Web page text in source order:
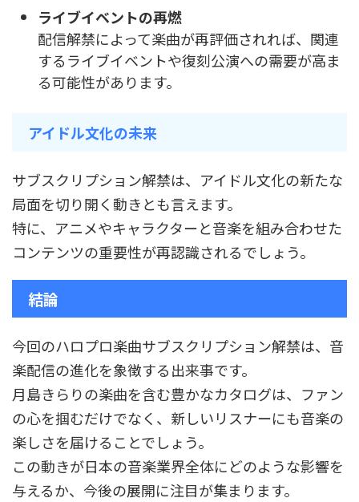
ライブイベントの再燃
配信解禁によって楽曲が再評価されれば、関連
するライブイベントや復刻公演への需要が高ま
る可能性があります。
アイドル文化の未来
サブスクリプション解禁は、アイドル文化の新たな
局面を切り開く動きとも言えます。
特に、アニメやキャラクターと音楽を組み合わせた
コンテンツの重要性が再認識されるでしょう。
結論
今回のハロプロ楽曲サブスクリプション解禁は、音
楽配信の進化を象徴する出来事です。
月島きらりの楽曲を含む豊かなカタログは、ファン
の心を掴むだけでなく、新しいリスナーにも音楽の
楽しさを届けることでしょう。
この動きが日本の音楽業界全体にどのような影響を
与えるか、今後の展開に注目が集まります。